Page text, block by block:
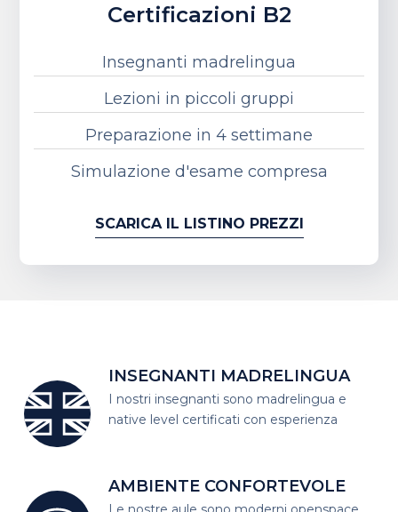
Certificazioni B2
Insegnanti madrelingua
Lezioni in piccoli gruppi
Preparazione in 4 settimane
Simulazione d'esame compresa
SCARICA IL LISTINO PREZZI
INSEGNANTI MADRELINGUA
I nostri insegnanti sono madrelingua e
native level certificati con esperienza
AMBIENTE CONFORTEVOLE